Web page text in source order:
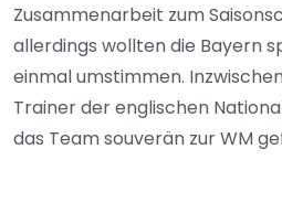
Zusammenarbeit zum
allerdings wollten die Bayern
einmal umstimmen.
Trainer der englischen
das Team souverän zur WM